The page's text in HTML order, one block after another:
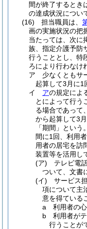
間が終了するとき
の達成状況につい
(16)
担当職員は、
画の実施状況の把
当たっては、次に
族、指定介護予防
行うこととし、特
ろにより行わなけ
ア
少なくともサ
起算して3月に1
イ
アの規定によ
とによって行う
る場合であって
から起算して3
「期間」という
間に1回、利用
用者の居宅を訪
装置等を活用し
(ア)
テレビ電
ついて、文書
(イ)
サービス
項について主
意を得ている
a
利用者の
b
利用者が
行うことが